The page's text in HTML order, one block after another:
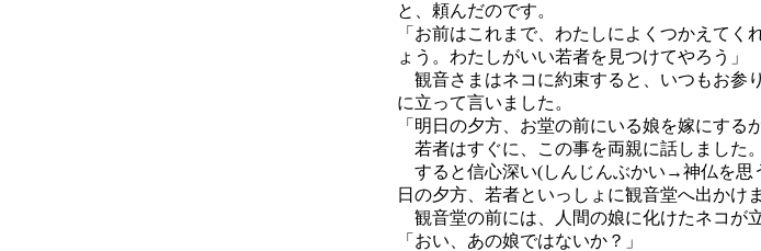
と、頼んだのです。
「お前はこれまで、わたしによくつかえて
ょう。わたしがいい若者を見つけてやろう」
観音さまはネコに約束すると、いつもお参
に立って言いました。
「明日の夕方、お堂の前にいる娘を嫁にする
若者はすぐに、この事を両親に話しました。
すると信心深い(しんじんぶかい→神仏を思
日の夕方、若者といっしょに観音堂へ出かけ
観音堂の前には、人間の娘に化けたネコが
「おい、あの娘ではないか？」